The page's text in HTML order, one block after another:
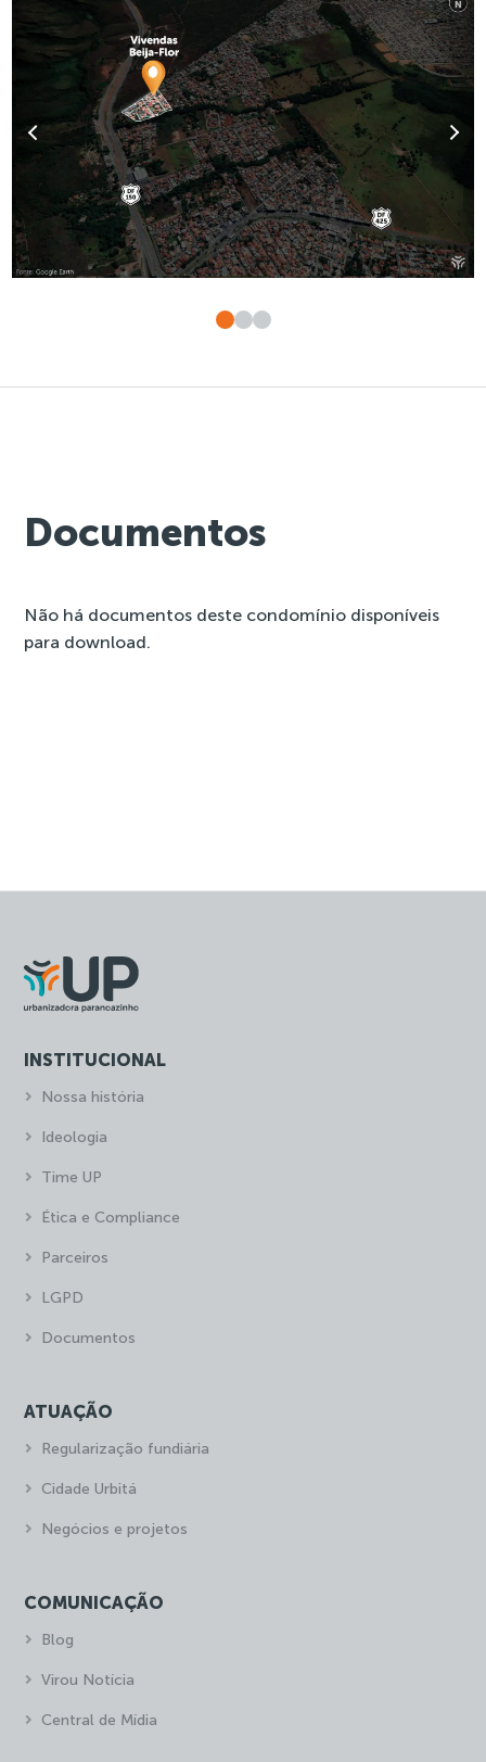
Documentos
Não há documentos deste condomínio disponíveis
para download.
INSTITUCIONAL
Nossa história
Ideologia
Time UP
Ética e Compliance
Parceiros
LGPD
Documentos
ATUAÇÃO
Regularização fundiária
Cidade Urbitá
Negócios e projetos
COMUNICAÇÃO
Blog
Virou Notícia
Central de Mídia